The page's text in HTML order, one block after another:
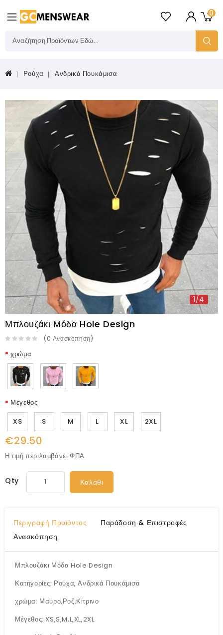
0
Ρούχα Ανδρικά Πουκάμισα
1/4
Μπλουζάκι Μόδα Hole Design
(0 Ανασκόπηση)
χρώμα
Μέγεθος
XS
S M L XL 2XL
€29.50
Η τιμή περιλαμβάνει ΦΠΑ
Qty Καλάθι
Περιγραφή Προϊόντος
Παράδοση & Επιστροφές
Ανασκόπηση
Μπλουζάκι Μόδα Hole Design
Κατηγορίες: Ρούχα, Ανδρικά Πουκάμισα
χρώμα: Μαύρο,Ροζ,Κίτρινο
Μέγεθος: XS,S,M,L,XL,2XL